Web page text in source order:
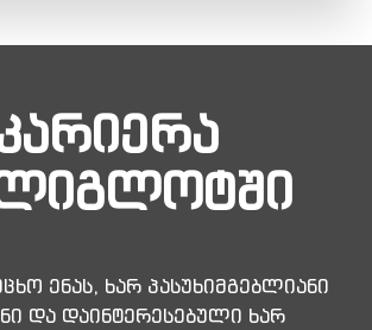
ენას, ხარ პასუხიმგებლიანი
და დაინტერესებული ხარ